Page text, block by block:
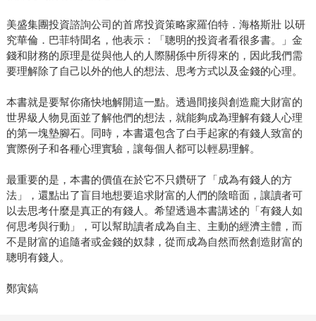
美盛集團投資諮詢公司的首席投資策略家羅伯特．海格斯壯 以研
究華倫．巴菲特聞名，他表示：「聰明的投資者看很多書。」金
錢和財務的原理是從與他人的人際關係中所得來的，因此我們需
要理解除了自己以外的他人的想法、思考方式以及金錢的心理。
本書就是要幫你痛快地解開這一點。透過間接與創造龐大財富的
世界級人物見面並了解他們的想法，就能夠成為理解有錢人心理
的第一塊墊腳石。同時，本書還包含了白手起家的有錢人致富的
實際例子和各種心理實驗，讓每個人都可以輕易理解。
最重要的是，本書的價值在於它不只鑽研了「成為有錢人的方
法」，還點出了盲目地想要追求財富的人們的陰暗面，讓讀者可
以去思考什麼是真正的有錢人。希望透過本書講述的「有錢人如
何思考與行動」，可以幫助讀者成為自主、主動的經濟主體，而
不是財富的追隨者或金錢的奴隸，從而成為自然而然創造財富的
聰明有錢人。
鄭寅鎬